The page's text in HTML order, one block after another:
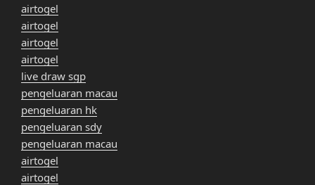
airtogel
airtogel
airtogel
airtogel
live draw sgp
pengeluaran macau
pengeluaran hk
pengeluaran sdy
pengeluaran macau
airtogel
airtogel